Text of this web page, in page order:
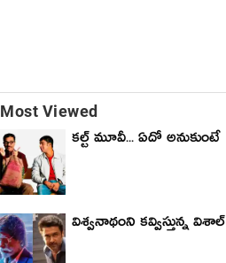
Most Viewed
కల్ట్ మూవీ... ఏదో అనుకుంటే
విశ్వనాథంని కవ్విస్తున్న విశాల్